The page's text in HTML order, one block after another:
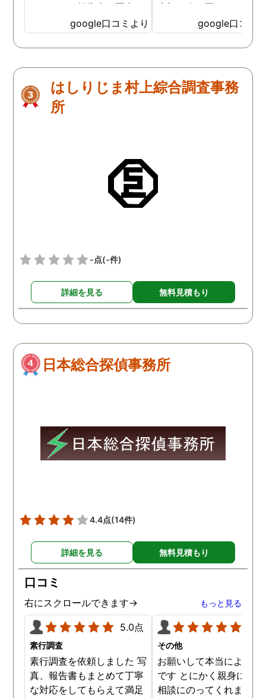
れたのと、報告書の写真
が、場所が悪かったのに、
とても鮮明に写っていたの
で、再度、調査をお願いさ
度、自分でも行動パターン
の把握をしていましたが、
現場で動いて頂いている探
願いの時に人員を手配して
頂き、ホテルからの証拠を
撮って頂いたのは、ありが
たかったです。 調査が終わ
る探偵事務所さんだと、あ
らためて思いました。 事務
所の皆様にお世話になった
ので、クチコミの方書かせ
ていただきます。ありがと
google口コミより
大切な人が困っていたら
番に紹介したいと思える
偵事務所です
google口コミ
はしりじま村上綜合調査事務
所
-点(-件)
詳細を見る 無料見積もり
日本総合探偵事務所
4.4点(14件)
詳細を見る 無料見積もり
口コミ
右にスクロールできます→ もっと見る
5.0点
素行調査
素行調査を依頼しました 写
真、報告書もまとめて丁寧
な対応をしてもらえて満足
その他
お願いして本当によかっ
です とにかく親身にな
相談にのってくれました